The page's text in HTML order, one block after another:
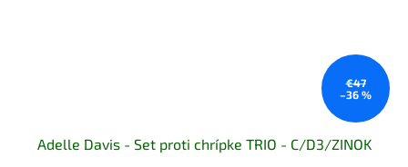
€47
–36 %
Adelle Davis - Set proti chrípke TRIO - C/D3/ZINOK